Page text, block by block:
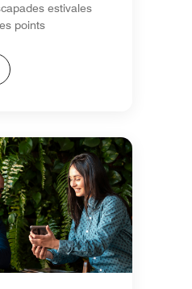
estivales
points